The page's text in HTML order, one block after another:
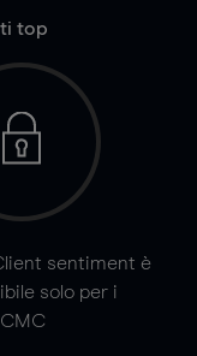
top
sentiment è
solo per i